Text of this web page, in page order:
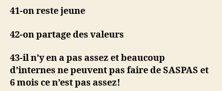
41-on reste jeune
42-on partage des valeurs
43-il n’y en a pas assez et beaucoup
d’internes ne peuvent pas faire de SASPAS et
6 mois ce n’est pas assez!